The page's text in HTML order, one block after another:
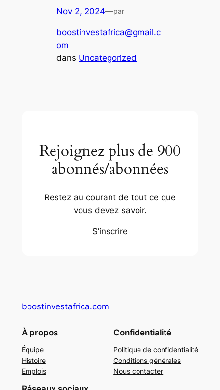
Nov 2, 2024—par
boostinvestafrica@gmail.c
om
dans Uncategorized
Rejoignez plus de 900
abonnés/abonnées
Restez au courant de tout ce que
vous devez savoir.
S’inscrire
boostinvestafrica.com
À propos
Équipe
Histoire
Emplois
Confidentialité
Politique de confidentialité
Conditions générales
Nous contacter